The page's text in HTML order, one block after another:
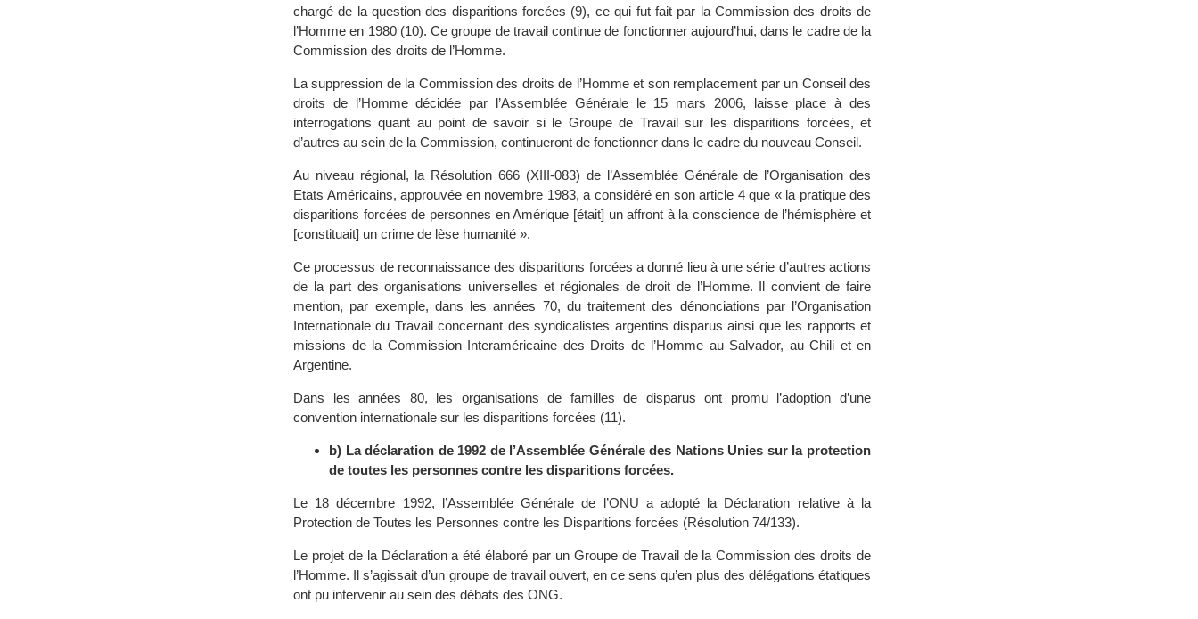
chargé de la question des disparitions forcées (9), ce qui fut fait par la Commission des droits de
l’Homme en 1980 (10). Ce groupe de travail continue de fonctionner aujourd’hui, dans le cadre de la
Commission des droits de l’Homme.
La suppression de la Commission des droits de l’Homme et son remplacement par un Conseil des
droits de l’Homme décidée par l’Assemblée Générale le 15 mars 2006, laisse place à des
interrogations quant au point de savoir si le Groupe de Travail sur les disparitions forcées, et
d’autres au sein de la Commission, continueront de fonctionner dans le cadre du nouveau Conseil.
Au niveau régional, la Résolution 666 (XIII-083) de l’Assemblée Générale de l’Organisation des
Etats Américains, approuvée en novembre 1983, a considéré en son article 4 que « la pratique des
disparitions forcées de personnes en Amérique [était] un affront à la conscience de l’hémisphère et
[constituait] un crime de lèse humanité ».
Ce processus de reconnaissance des disparitions forcées a donné lieu à une série d’autres actions
de la part des organisations universelles et régionales de droit de l’Homme. Il convient de faire
mention, par exemple, dans les années 70, du traitement des dénonciations par l’Organisation
Internationale du Travail concernant des syndicalistes argentins disparus ainsi que les rapports et
missions de la Commission Interaméricaine des Droits de l’Homme au Salvador, au Chili et en
Argentine.
Dans les années 80, les organisations de familles de disparus ont promu l’adoption d’une
convention internationale sur les disparitions forcées (11).
b) La déclaration de 1992 de l’Assemblée Générale des Nations Unies sur la protection
de toutes les personnes contre les disparitions forcées.
Le 18 décembre 1992, l’Assemblée Générale de l’ONU a adopté la Déclaration relative à la
Protection de Toutes les Personnes contre les Disparitions forcées (Résolution 74/133).
Le projet de la Déclaration a été élaboré par un Groupe de Travail de la Commission des droits de
l’Homme. Il s’agissait d’un groupe de travail ouvert, en ce sens qu’en plus des délégations étatiques
ont pu intervenir au sein des débats des ONG.